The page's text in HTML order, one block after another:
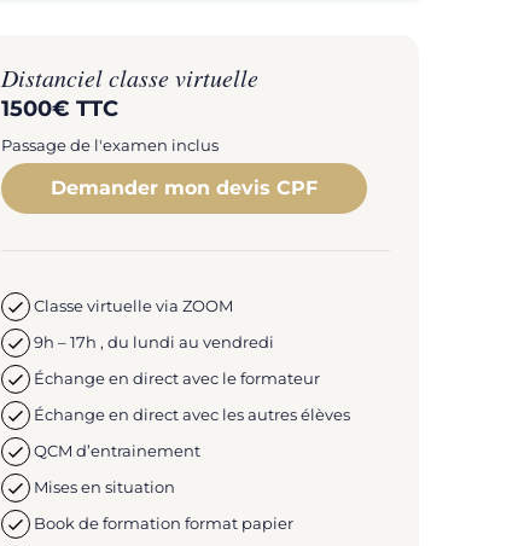
Distanciel classe virtuelle
1500€ TTC
Passage de l'examen inclus
Demander mon devis CPF
Classe virtuelle via ZOOM
9h – 17h , du lundi au vendredi
Échange en direct avec le formateur
Échange en direct avec les autres élèves
QCM d’entrainement
Mises en situation
Book de formation format papier